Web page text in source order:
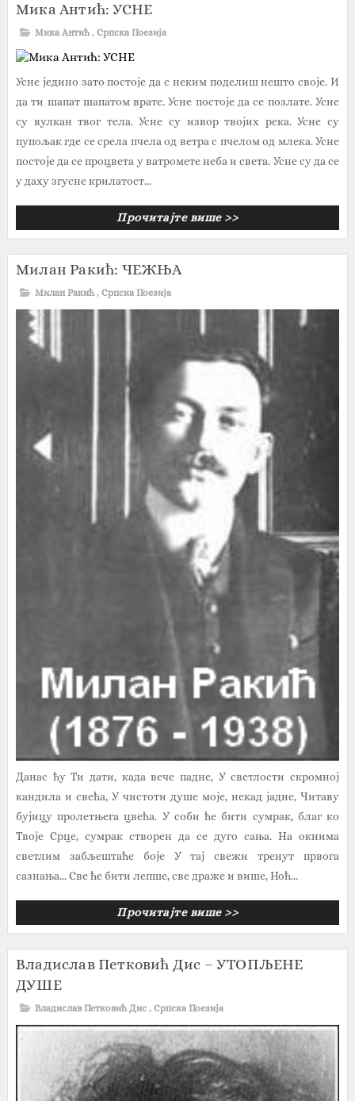
Мика Антић: УСНЕ
Мика Антић , Српска Поезија
Усне једино зато постоје да с неким поделиш нешто своје. И
да ти шапат шапатом врате. Усне постоје да се позлате. Усне
су вулкан твог тела. Усне су извор твојих река. Усне су
пупољак где се срела пчела од ветра с пчелом од млека. Усне
постоје да се процвета у ватромете неба и света. Усне су да се
у даху згусне крилатост...
Прочитајте више >>
Милан Ракић: ЧЕЖЊА
Милан Ракић , Српска Поезија
Данас ћу Ти дати, када вече падне, У светлости скромној
кандила и свећа, У чистоти душе моје, некад јадне, Читаву
бујицу пролетњега цвећа. У соби ће бити сумрак, благ ко
Твоје Срце, сумрак створен да се дуго сања. На окнима
светлим забљештаће боје У тај свежи тренут првога
сазнања... Све ће бити лепше, све драже и више, Ноћ...
Прочитајте више >>
Владислав Петковић Дис – УТОПЉЕНЕ
ДУШЕ
Владислав Петковић Дис , Српска Поезија